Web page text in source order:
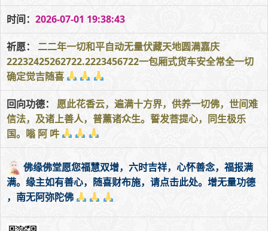
时间： 2026-07-01 19:38:43
祈愿：
二二年一切和平自动无量伏藏天地圆满嘉庆
22232425262722.2223456722一包厢式货车安全常全一切
确定觉吉随喜
回向功德： 愿此花香云，遍满十方界，供养一切佛，世间难
信法，及诸上善人，普薰诸众生。誓发菩提心，同生极乐
国。嗡 阿 吽
佛缘佛堂愿您福慧双增，六时吉祥，心怀善念，福报满
满。缘主如有善心，随喜财布施，请点击此处。增无量功德
，南无阿弥陀佛